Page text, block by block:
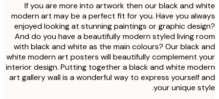
If you are more into artwork then our black and
modern art may be a perfect fit for you. Have you
enjoyed looking at stunning paintings or graphic
And do you have a beautifully modern styled living
with black and white as the main colours? Our black
white modern art posters will beautifully complement
interior design. Putting together a black and white
art gallery wall is a wonderful way to express yourself
your unique